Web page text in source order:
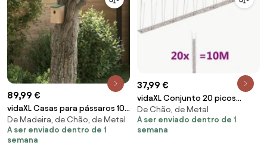
89,99 €
vidaXL Casas para pássaros 10
pcs 12x12x22 cm madeira de
abeto maciça
De Madeira, de Chão, de Metal
A ser enviado dentro de 1
semana
37,99 €
vidaXL Conjunto 20 picos
pássaros e pombos 2 filas 10m
aço inoxidável
De Chão, de Metal
A ser enviado dentro de 1
semana